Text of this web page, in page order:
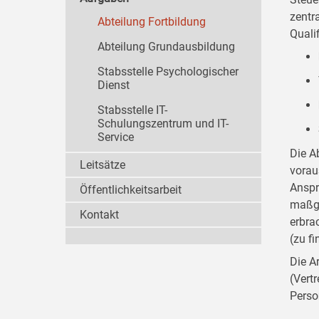
Die
(zu
Die
Abteilung Fortbildung
Abteilung Grundausbildung
Stabsstelle Psychologischer
Dienst
Stabsstelle IT-
Schulungszentrum und IT-
Service
Leitsätze
Öffentlichkeitsarbeit
Kontakt